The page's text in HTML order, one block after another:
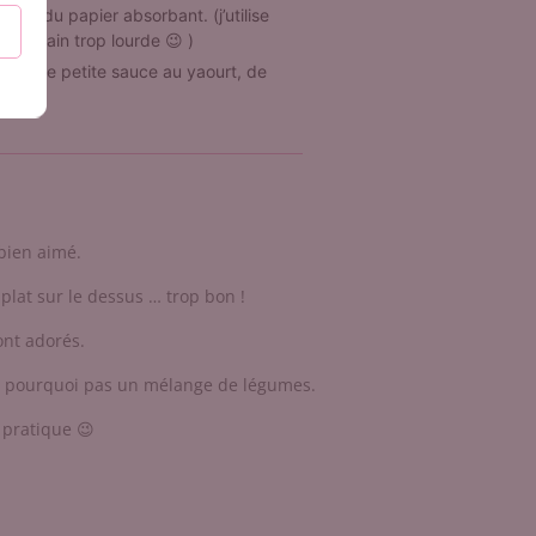
du papier absorbant. (j’utilise
la main trop lourde 😉 )
et une petite sauce au yaourt, de
aimé.
sur le dessus … trop bon !
adorés.
pas un mélange de légumes.
😉